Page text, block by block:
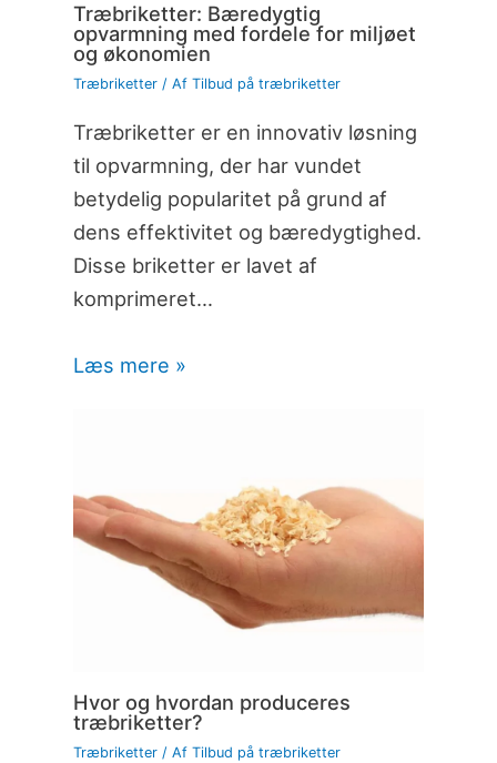
Træbriketter: Bæredygtig
opvarmning med fordele for miljøet
og økonomien
Træbriketter/ Af Tilbud på træbriketter
Træbriketter er en innovativ løsning
til opvarmning, der har vundet
betydelig popularitet på grund af
dens effektivitet og bæredygtighed.
Disse briketter er lavet af
komprimeret…
Læs mere »
Hvor og hvordan produceres
træbriketter?
Træbriketter/ Af Tilbud på træbriketter